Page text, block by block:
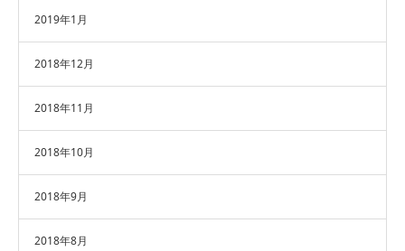
2019年1月
2018年12月
2018年11月
2018年10月
2018年9月
2018年8月